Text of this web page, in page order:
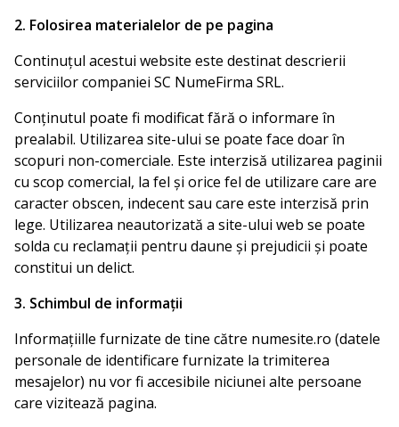
2. Folosirea materialelor de pe pagina
Continuțul acestui website este destinat descrierii
serviciilor companiei SC NumeFirma SRL.
Conținutul poate fi modificat fără o informare în
prealabil. Utilizarea site-ului se poate face doar în
scopuri non-comerciale. Este interzisă utilizarea paginii
cu scop comercial, la fel și orice fel de utilizare care are
caracter obscen, indecent sau care este interzisă prin
lege. Utilizarea neautorizată a site-ului web se poate
solda cu reclamații pentru daune și prejudicii și poate
constitui un delict.
3. Schimbul de informații
Informațiille furnizate de tine către numesite.ro (datele
personale de identificare furnizate la trimiterea
mesajelor) nu vor fi accesibile niciunei alte persoane
care vizitează pagina.